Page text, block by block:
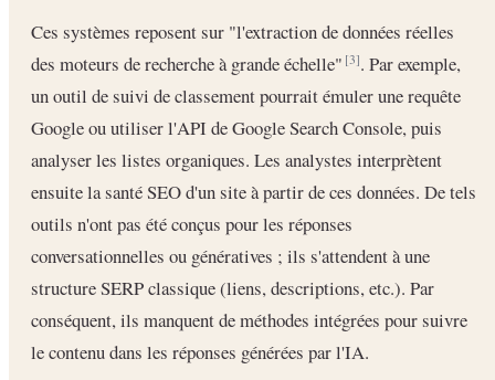
Ces systèmes reposent sur "l'extraction de données réelles
des moteurs de recherche à grande échelle"[3]. Par exemple,
un outil de suivi de classement pourrait émuler une requête
Google ou utiliser l'API de Google Search Console, puis
analyser les listes organiques. Les analystes interprètent
ensuite la santé SEO d'un site à partir de ces données. De tels
outils n'ont pas été conçus pour les réponses
conversationnelles ou génératives ; ils s'attendent à une
structure SERP classique (liens, descriptions, etc.). Par
conséquent, ils manquent de méthodes intégrées pour suivre
le contenu dans les réponses générées par l'IA.